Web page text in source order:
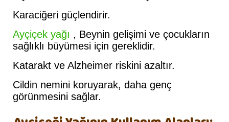
Karaciğeri güçlendirir.
Ayçiçek yağı , Beynin gelişimi ve çocukların
sağlıklı büyümesi için gereklidir.
Katarakt ve Alzheimer riskini azaltır.
Cildin nemini koruyarak, daha genç
görünmesini sağlar.